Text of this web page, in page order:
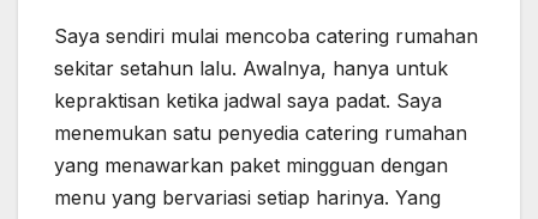
Saya sendiri mulai mencoba catering rumahan
sekitar setahun lalu. Awalnya, hanya untuk
kepraktisan ketika jadwal saya padat. Saya
menemukan satu penyedia catering rumahan
yang menawarkan paket mingguan dengan
menu yang bervariasi setiap harinya. Yang